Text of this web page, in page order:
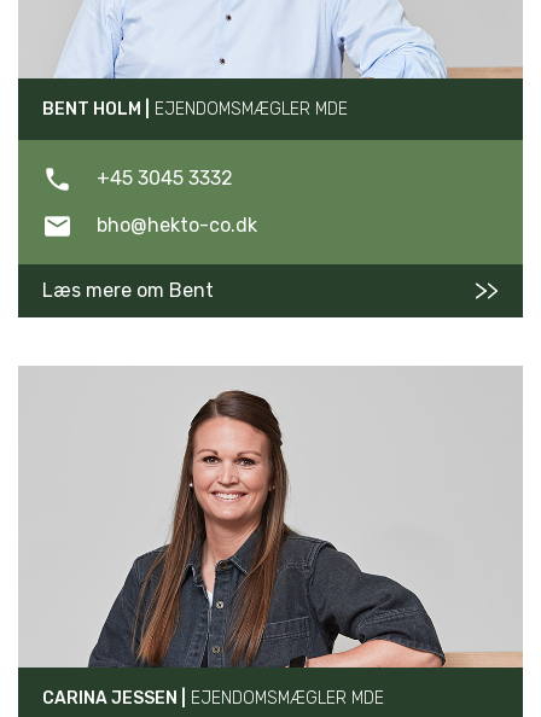
BENT HOLM | EJENDOMSMÆGLER MDE
+45 3045 3332
bho@hekto-co.dk
Læs mere om Bent
CARINA JESSEN | EJENDOMSMÆGLER MDE